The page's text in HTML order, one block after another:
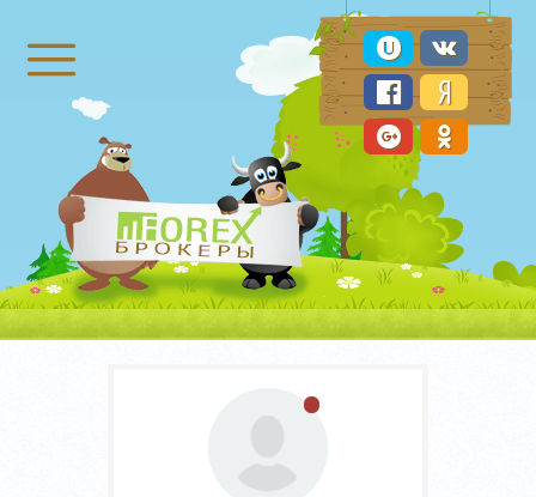
Брокеры Форекс